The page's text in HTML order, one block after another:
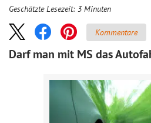
Geschätzte Lesezeit: 3 Minuten
Kommentare
Darf man mit MS das